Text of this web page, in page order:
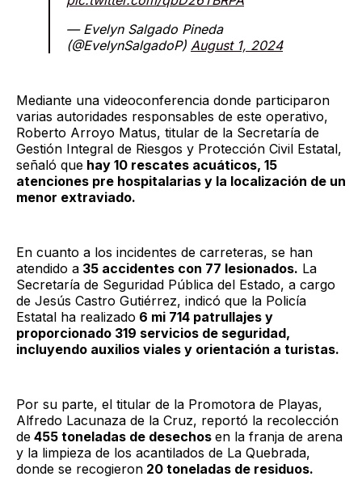
— Evelyn Salgado Pineda
(@EvelynSalgadoP) August 1, 2024
Mediante una videoconferencia donde participaron
varias autoridades responsables de este operativo,
Roberto Arroyo Matus, titular de la Secretaría de
Gestión Integral de Riesgos y Protección Civil Estatal,
señaló que hay 10 rescates acuáticos, 15
atenciones pre hospitalarias y la localización de un
menor extraviado.
En cuanto a los incidentes de carreteras, se han
atendido a 35 accidentes con 77 lesionados. La
Secretaría de Seguridad Pública del Estado, a cargo
de Jesús Castro Gutiérrez, indicó que la Policía
Estatal ha realizado 6 mi 714 patrullajes y
proporcionado 319 servicios de seguridad,
incluyendo auxilios viales y orientación a turistas.
Por su parte, el titular de la Promotora de Playas,
Alfredo Lacunaza de la Cruz, reportó la recolección
de 455 toneladas de desechos en la franja de arena
y la limpieza de los acantilados de La Quebrada,
donde se recogieron 20 toneladas de residuos.